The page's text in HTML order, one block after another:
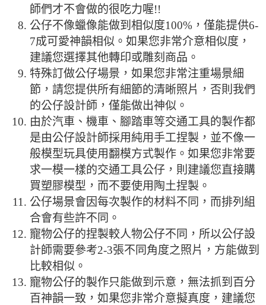
師們才不會做的很吃力喔!!
公仔不像蠟像能做到相似度100%，僅能提供6-
7成可愛神韻相似。如果您非常介意相似度，
建議您選擇其他轉印或雕刻商品。
特殊訂做公仔場景，如果您非常注重場景細
節，請您提供所有細節的清晰照片，否則我們
的公仔設計師，僅能做出神似。
由於汽車、機車、腳踏車等交通工具的製作都
是由公仔設計師採用純用手工捏製，並不像一
般模型玩具使用翻模方式製作。如果您非常要
求一模一樣的交通工具公仔，則建議您直接購
買塑膠模型，而不要使用陶土捏製。
公仔場景會因每次製作的材料不同，而排列組
合會有些許不同。
寵物公仔的捏製較人物公仔不同，所以公仔設
計師需要參考2-3張不同角度之照片，方能做到
比較相似。
寵物公仔的製作只能做到示意，無法抓到百分
百神韻一致，如果您非常介意擬真度，建議您